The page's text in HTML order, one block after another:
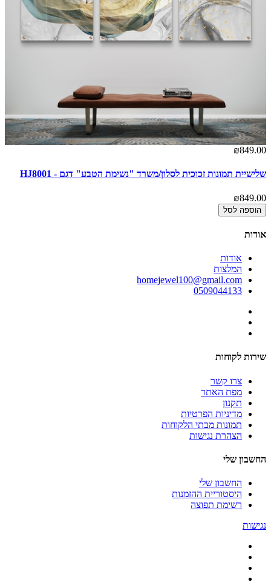
₪849.00
שלישיית תמונות זכוכית לסלון/משרד "נשימת הטבע" דגם - HJ8001
₪849.00
הוספה לסל
אודות
אודות
המלצות
homejewel100@gmail.com
0509044133
שירות לקוחות
צרו קשר
מפת האתר
תקנון
מדיניות הפרטיות
תמונות מבתי הלקוחות
הצהרת נגישות
החשבון שלי
החשבון שלי
היסטוריית ההזמנות
רשימת תפוצה
נגישות